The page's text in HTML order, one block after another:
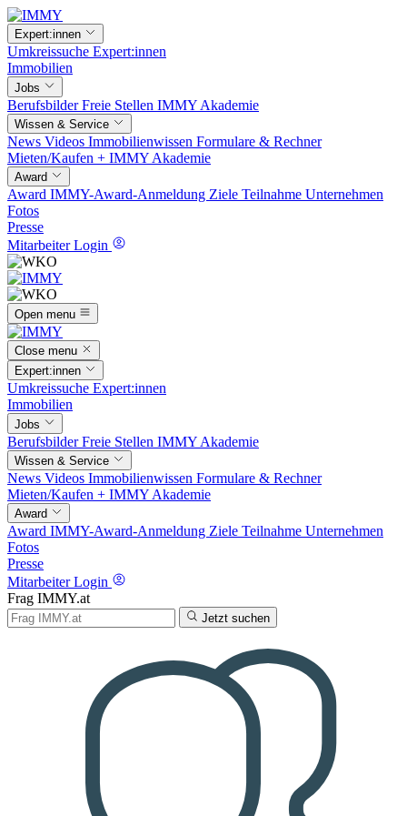
Expert:innen
Umkreissuche Expert:innen
Immobilien
Jobs
BerufsbilderFreie Stellen IMMY Akademie
Wissen & Service
News Videos Immobilienwissen Formulare & Rechner
Mieten/Kaufen + IMMY Akademie
Award
Award IMMY-Award-Anmeldung Ziele Teilnahme Unternehmen
Fotos
Presse
Mitarbeiter Login
Open menu
Close menu
Expert:innen
Umkreissuche Expert:innen
Immobilien
Jobs
BerufsbilderFreie Stellen IMMY Akademie
Wissen & Service
News Videos Immobilienwissen Formulare & Rechner
Mieten/Kaufen + IMMY Akademie
Award
Award IMMY-Award-Anmeldung Ziele Teilnahme Unternehmen
Fotos
Presse
Mitarbeiter Login
Frag IMMY.at
Jetzt suchen